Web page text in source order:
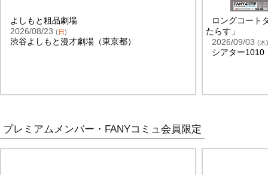
よしもと粗品劇場
2026/08/23 (日)
渋谷よしもと漫才劇場（東京都）
ロングコート
たらす」
2026/09/03 (木)
シアター1010
プレミアムメンバー・FANYコミュ会員限定